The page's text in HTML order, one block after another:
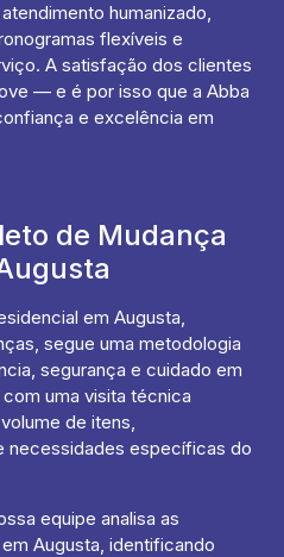
humanizado,
flexíveis e
A satisfação dos clientes
— e é por isso que a Abba
e excelência em
de Mudança
em Augusta,
segue uma metodologia
segurança e cuidado em
uma visita técnica
de itens,
necessidades específicas do
equipe analisa as
Augusta, identificando